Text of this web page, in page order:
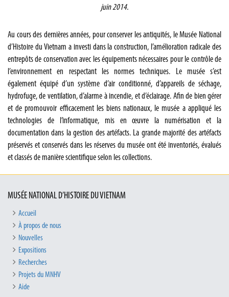
juin 2014.
Au cours des dernières années, pour conserver les antiquités, le Musée National
d’Histoire du Vietnam a investi dans la construction, l’amélioration radicale des
entrepôts de conservation avec les équipements nécessaires pour le contrôle de
l’environnement en respectant les normes techniques. Le musée s’est
également équipé d’un système d’air conditionné, d’appareils de séchage,
hydrofuge, de ventilation, d’alarme à incendie, et d’éclairage. Afin de bien gérer
et de promouvoir efficacement les biens nationaux, le musée a appliqué les
technologies de l’informatique, mis en œuvre la numérisation et la
documentation dans la gestion des artéfacts. La grande majorité des artéfacts
préservés et conservés dans les réserves du musée ont été inventoriés, évalués
et classés de manière scientifique selon les collections.
MUSÉE NATIONAL D’HISTOIRE DU VIETNAM
Accueil
À propos de nous
Nouvelles
Expositions
Recherches
Projets du MNHV
Aide